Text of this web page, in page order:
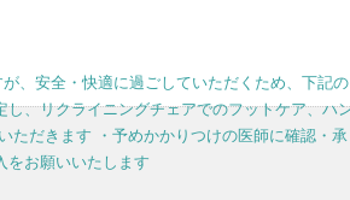
、安全・快適に過ごしていただくため、下記の
、リクライニングチェアでのフットケア、ハ
ただきます ・予めかかりつけの医師に確認・承
をお願いいたします